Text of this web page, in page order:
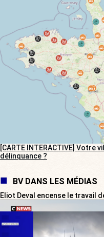
[CARTE INTERACTIVE] Votre
délinquance ?
BV DANS LES MÉDIAS
Eliot Deval encense le travail